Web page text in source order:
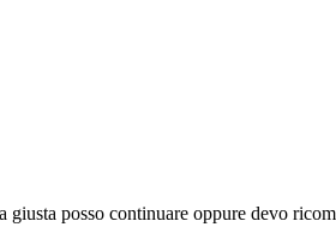
posso continuare oppure devo